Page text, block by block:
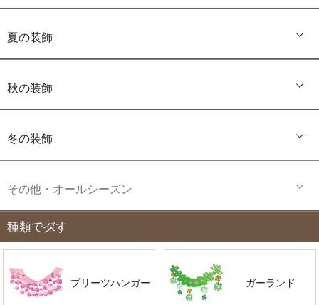
夏の装飾
秋の装飾
冬の装飾
その他・オールシーズン
種類で探す
プリーツハンガー ガーランド